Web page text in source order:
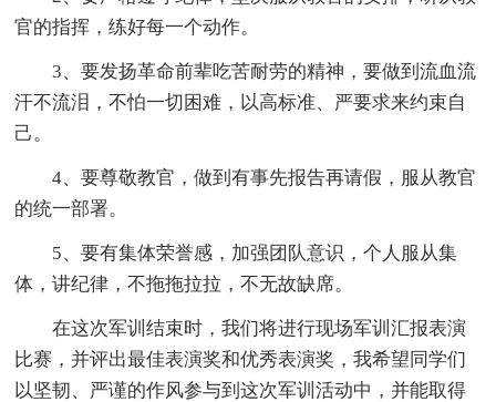
官的指挥，练好每一个动作。
3、要发扬革命前辈吃苦耐劳的精神，要做到流血流
汗不流泪，不怕一切困难，以高标准、严要求来约束自
己。
4、要尊敬教官，做到有事先报告再请假，服从教官
的统一部署。
5、要有集体荣誉感，加强团队意识，个人服从集
体，讲纪律，不拖拖拉拉，不无故缺席。
在这次军训结束时，我们将进行现场军训汇报表演
比赛，并评出最佳表演奖和优秀表演奖，我希望同学们
以坚韧、严谨的作风参与到这次军训活动中，并能取得